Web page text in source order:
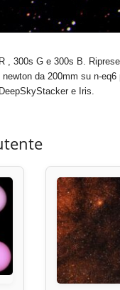
, 300s G e 300s B.
da 200mm su n-
e Iris.